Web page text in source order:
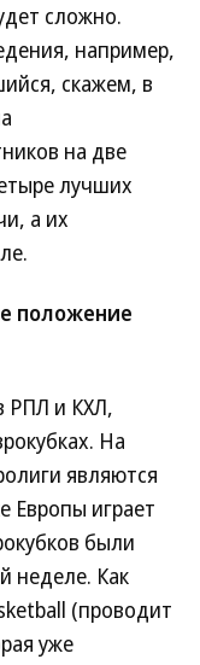
сложно.
например,
скажем, в
на две
лучших
а их
положение
РПЛ и КХЛ,
На
являются
Европы играет
были
неделе. Как
(проводит
уже